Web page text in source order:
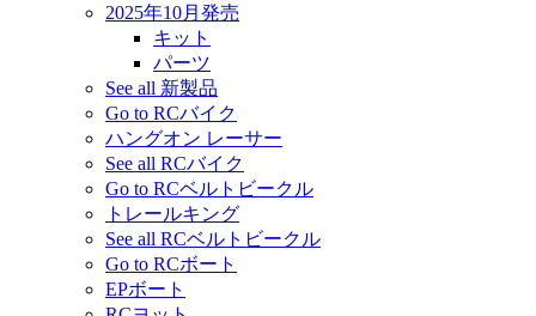
2025年10月発売
キット
パーツ
See all 新製品
Go to RCバイク
ハングオン レーサー
See all RCバイク
Go to RCベルトビークル
トレールキング
See all RCベルトビークル
Go to RCボート
EPボート